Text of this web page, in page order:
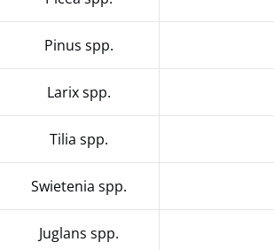
Pinus spp.
Larix spp.
Tilia spp.
Swietenia spp.
Juglans spp.